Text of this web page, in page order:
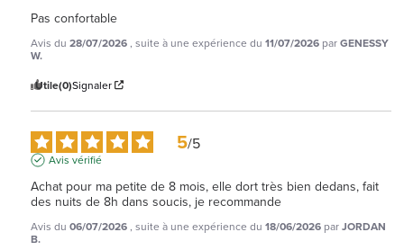
Pas confortable
Avis du 28/07/2026, suite à une expérience du 11/07/2026 parGENESSY
W.
Utile(0)Signaler
5/5
Avis vérifié
Achat pour ma petite de 8 mois, elle dort très bien dedans, fait
des nuits de 8h dans soucis, je recommande
Avis du 06/07/2026, suite à une expérience du 18/06/2026 parJORDAN
B.